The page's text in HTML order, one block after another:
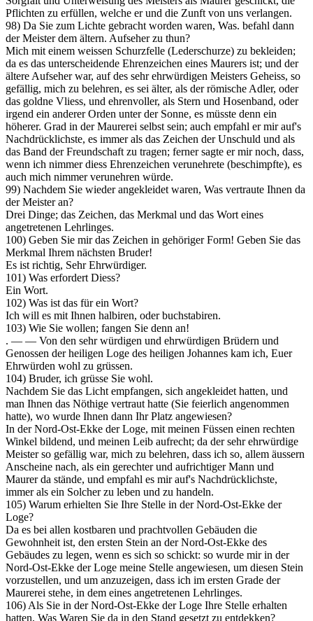
Pflichten zu erfüllen, welche er und die Zunft von uns verlangen.
98) Da Sie zum Lichte gebracht worden waren, Was. befahl dann
der Meister dem ältern. Aufseher zu thun?
Mich mit einem weissen Schurzfelle (Lederschurze) zu bekleiden;
da es das unterscheidende Ehrenzeichen eines Maurers ist; und der
ältere Aufseher war, auf des sehr ehrwürdigen Meisters Geheiss, so
gefällig, mich zu belehren, es sei älter, als der römische Adler, oder
das goldne Vliess, und ehrenvoller, als Stern und Hosenband, oder
irgend ein anderer Orden unter der Sonne, es müsste denn ein
höherer. Grad in der Maurerei selbst sein; auch empfahl er mir auf's
Nachdrücklichste, es immer als das Zeichen der Unschuld und als
das Band der Freundschaft zu tragen; ferner sagte er mir noch, dass,
wenn ich nimmer diess Ehrenzeichen verunehrete (beschimpfte), es
auch mich nimmer verunehren würde.
99) Nachdem Sie wieder angekleidet waren, Was vertraute Ihnen da
der Meister an?
Drei Dinge; das Zeichen, das Merkmal und das Wort eines
angetretenen Lehrlinges.
100) Geben Sie mir das Zeichen in gehöriger Form! Geben Sie das
Merkmal Ihrem nächsten Bruder!
Es ist richtig, Sehr Ehrwürdiger.
101) Was erfordert Diess?
Ein Wort.
102) Was ist das für ein Wort?
Ich will es mit Ihnen halbiren, oder buchstabiren.
103) Wie Sie wollen; fangen Sie denn an!
. — — Von den sehr würdigen und ehrwürdigen Brüdern und
Genossen der heiligen Loge des heiligen Johannes kam ich, Euer
Ehrwürden wohl zu grüssen.
104) Bruder, ich grüsse Sie wohl.
Nachdem Sie das Licht empfangen, sich angekleidet hatten, und
man Ihnen das Nöthige vertraut hatte (Sie feierlich angenommen
hatte), wo wurde Ihnen dann Ihr Platz angewiesen?
In der Nord-Ost-Ekke der Loge, mit meinen Füssen einen rechten
Winkel bildend, und meinen Leib aufrecht; da der sehr ehrwürdige
Meister so gefällig war, mich zu belehren, dass ich so, allem äussern
Anscheine nach, als ein gerechter und aufrichtiger Mann und
Maurer da stände, und empfahl es mir auf's Nachdrücklichste,
immer als ein Solcher zu leben und zu handeln.
105) Warum erhielten Sie Ihre Stelle in der Nord-Ost-Ekke der
Loge?
Da es bei allen kostbaren und prachtvollen Gebäuden die
Gewohnheit ist, den ersten Stein an der Nord-Ost-Ekke des
Gebäudes zu legen, wenn es sich so schickt: so wurde mir in der
Nord-Ost-Ekke der Loge meine Stelle angewiesen, um diesen Stein
vorzustellen, und um anzuzeigen, dass ich im ersten Grade der
Maurerei stehe, in dem eines angetretenen Lehrlinges.
106) Als Sie in der Nord-Ost-Ekke der Loge Ihre Stelle erhalten
hatten, Was Waren Sie da in den Stand gesetzt zu entdekken?